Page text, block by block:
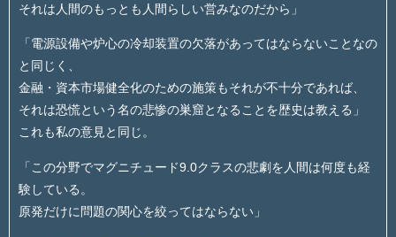
それは人間のもっとも人間らしい営みなのだから」
「電源設備や炉心の冷却装置の欠落があってはならないことなの
と同じく、
金融・資本市場健全化のための施策もそれが不十分であれば、
それは恐慌という名の悲惨の巣窟となることを歴史は教える」
これも私の意見と同じ。
「この分野でマグニチュード9.0クラスの悲劇を人間は何度も経
験している。
原発だけに問題の関心を絞ってはならない」